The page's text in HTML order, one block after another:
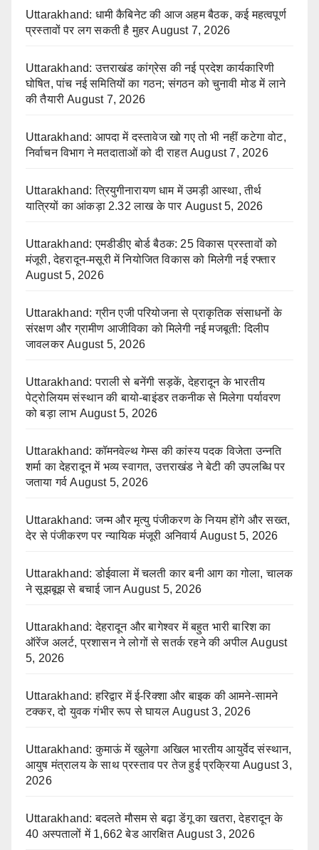
Uttarakhand: धामी कैबिनेट की आज अहम बैठक, कई महत्वपूर्ण
प्रस्तावों पर लग सकती है मुहर August 7, 2026
Uttarakhand: उत्तराखंड कांग्रेस की नई प्रदेश कार्यकारिणी
घोषित, पांच नई समितियों का गठन; संगठन को चुनावी मोड में लाने
की तैयारी August 7, 2026
Uttarakhand: आपदा में दस्तावेज खो गए तो भी नहीं कटेगा वोट,
निर्वाचन विभाग ने मतदाताओं को दी राहत August 7, 2026
Uttarakhand: त्रियुगीनारायण धाम में उमड़ी आस्था, तीर्थ
यात्रियों का आंकड़ा 2.32 लाख के पार August 5, 2026
Uttarakhand: एमडीडीए बोर्ड बैठक: 25 विकास प्रस्तावों को
मंजूरी, देहरादून-मसूरी में नियोजित विकास को मिलेगी नई रफ्तार
August 5, 2026
Uttarakhand: ग्रीन एजी परियोजना से प्राकृतिक संसाधनों के
संरक्षण और ग्रामीण आजीविका को मिलेगी नई मजबूती: दिलीप
जावलकर August 5, 2026
Uttarakhand: पराली से बनेंगी सड़कें, देहरादून के भारतीय
पेट्रोलियम संस्थान की बायो-बाइंडर तकनीक से मिलेगा पर्यावरण
को बड़ा लाभ August 5, 2026
Uttarakhand: कॉमनवेल्थ गेम्स की कांस्य पदक विजेता उन्नति
शर्मा का देहरादून में भव्य स्वागत, उत्तराखंड ने बेटी की उपलब्धि पर
जताया गर्व August 5, 2026
Uttarakhand: जन्म और मृत्यु पंजीकरण के नियम होंगे और सख्त,
देर से पंजीकरण पर न्यायिक मंजूरी अनिवार्य August 5, 2026
Uttarakhand: डोईवाला में चलती कार बनी आग का गोला, चालक
ने सूझबूझ से बचाई जान August 5, 2026
Uttarakhand: देहरादून और बागेश्वर में बहुत भारी बारिश का
ऑरेंज अलर्ट, प्रशासन ने लोगों से सतर्क रहने की अपील August
5, 2026
Uttarakhand: हरिद्वार में ई-रिक्शा और बाइक की आमने-सामने
टक्कर, दो युवक गंभीर रूप से घायल August 3, 2026
Uttarakhand: कुमाऊं में खुलेगा अखिल भारतीय आयुर्वेद संस्थान,
आयुष मंत्रालय के साथ प्रस्ताव पर तेज हुई प्रक्रिया August 3,
2026
Uttarakhand: बदलते मौसम से बढ़ा डेंगू का खतरा, देहरादून के
40 अस्पतालों में 1,662 बेड आरक्षित August 3, 2026